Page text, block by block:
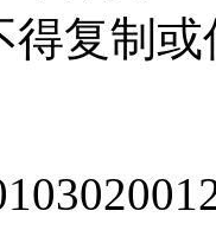
得复制或